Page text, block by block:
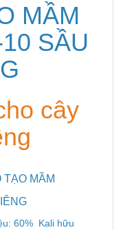
MẦM
SẦU
cây
MẦM
60% Kali hữu